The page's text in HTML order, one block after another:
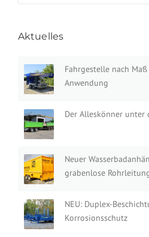
Aktuelles
Fahrgestelle nach
Anwendung
Der Alleskönner unter
Neuer
grabenlose
NEU: Duplex-
Korrosionsschutz